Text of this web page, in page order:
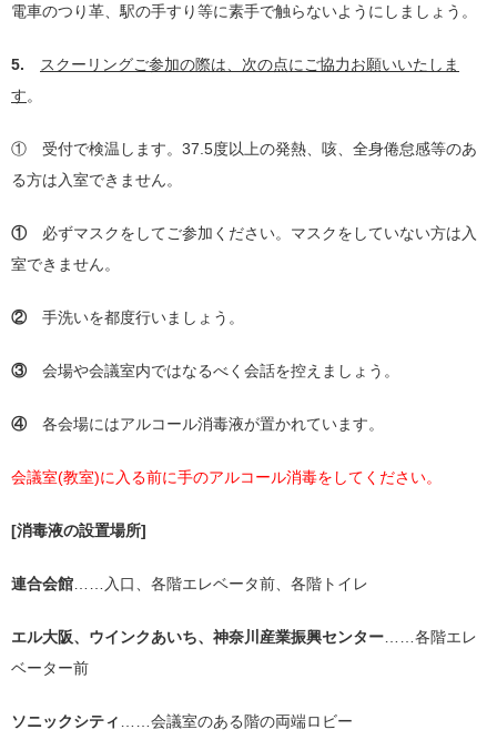
電車のつり革、駅の手すり等に素手で触らないようにしましょう。
5.
スクーリングご参加の際は、次の点にご協力お願いいたしま
す。
① 受付で検温します。 37.5度以上の発熱、咳、全身倦怠感等のあ
る方は入室できません。
①必ずマスクをしてご参加ください。マスクをしていない方は入
室できません。
②手洗いを都度行いましょう。
③会場や会議室内ではなるべく会話を控えましょう。
④各会場にはアルコール消毒液が置かれています。
会議室(教室)に入る前に手のアルコール消毒をしてください。
[消毒液の設置場所]
連合会館 ……入口、各階エレベータ前、各階トイレ
エル大阪、ウインクあいち、神奈川産業振興センター ……各階エレ
ベーター前
ソニックシティ ……会議室のある階の両端ロビー